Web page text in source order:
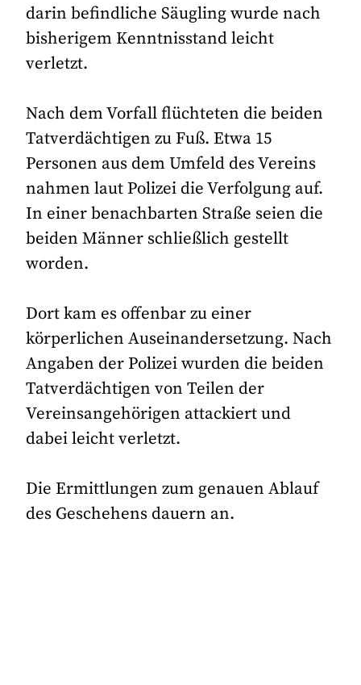
darin befindliche Säugling wurde nach
bisherigem Kenntnisstand leicht
verletzt.
Nach dem Vorfall flüchteten die beiden
Tatverdächtigen zu Fuß. Etwa 15
Personen aus dem Umfeld des Vereins
nahmen laut Polizei die Verfolgung auf.
In einer benachbarten Straße seien die
beiden Männer schließlich gestellt
worden.
Dort kam es offenbar zu einer
körperlichen Auseinandersetzung. Nach
Angaben der Polizei wurden die beiden
Tatverdächtigen von Teilen der
Vereinsangehörigen attackiert und
dabei leicht verletzt.
Die Ermittlungen zum genauen Ablauf
des Geschehens dauern an.